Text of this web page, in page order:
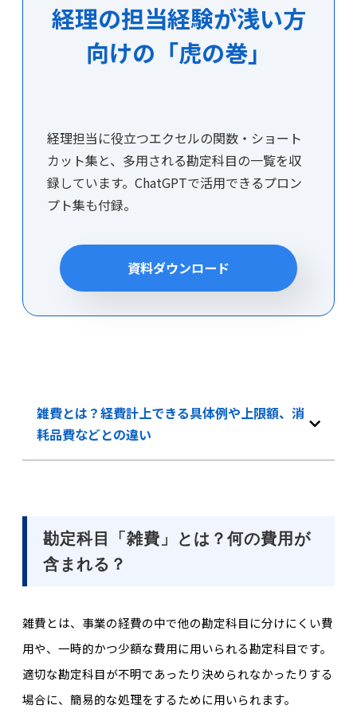
経理の担当経験が浅い方
向けの「虎の巻」
経理担当に役立つエクセルの関数・ショート
カット集と、多用される勘定科目の一覧を収
録しています。ChatGPTで活用できるプロン
プト集も付録。
資料ダウンロード
雑費とは？経費計上できる具体例や上限額、消
耗品費などとの違い
勘定科目「雑費」とは？何の費用が
含まれる？
雑費とは、事業の経費の中で他の勘定科目に分けにくい費
用や、一時的かつ少額な費用に用いられる勘定科目です。
適切な勘定科目が不明であったり決められなかったりする
場合に、簡易的な処理をするために用いられます。